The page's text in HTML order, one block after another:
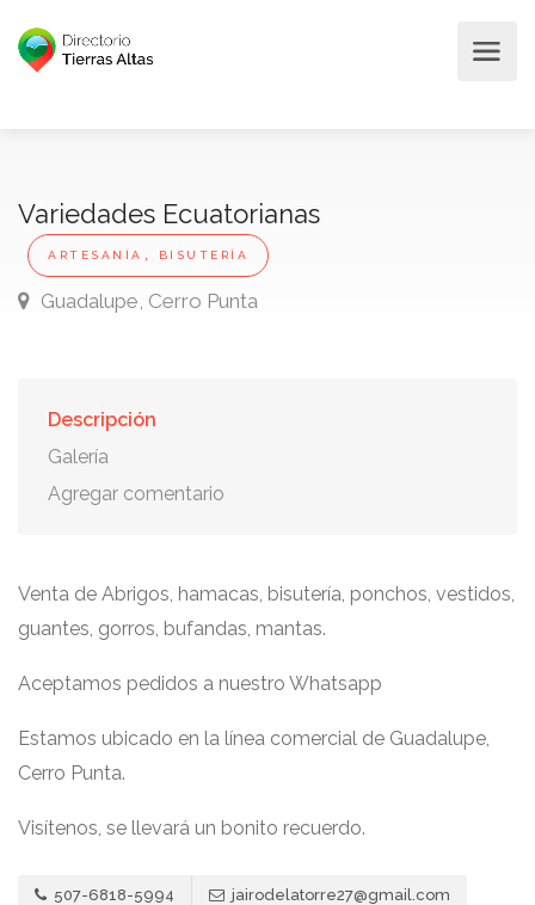
Variedades Ecuatorianas
ARTESANÍA , BISUTERÍA
Guadalupe, Cerro Punta
Descripción
Galería
Agregar comentario
Venta de Abrigos, hamacas, bisutería, ponchos, vestidos,
guantes, gorros, bufandas, mantas.
Aceptamos pedidos a nuestro Whatsapp
Estamos ubicado en la línea comercial de Guadalupe,
Cerro Punta.
Visítenos, se llevará un bonito recuerdo.
507-6818-5994 jairodelatorre27@gmail.com